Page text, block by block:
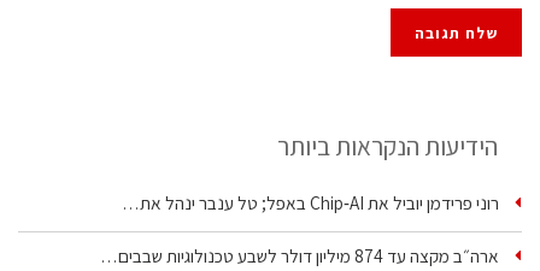
הידיעות הנקראות ביותר
רוני פרידמן יוביל את Chip‑AI באפל; טל ענבר ינהל את…
ארה״ב מקצה עד 874 מיליון דולר לשבע טכנולוגיות שבבים…